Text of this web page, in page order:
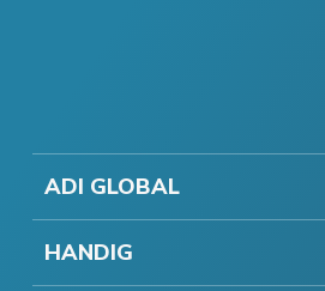
ADI GLOBAL
HANDIG